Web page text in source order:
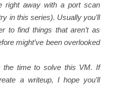
right away with a port scan
in this series). Usually you’ll
to find things that aren’t as
might’ve been overlooked
the time to solve this VM. If
a writeup, I hope you’ll